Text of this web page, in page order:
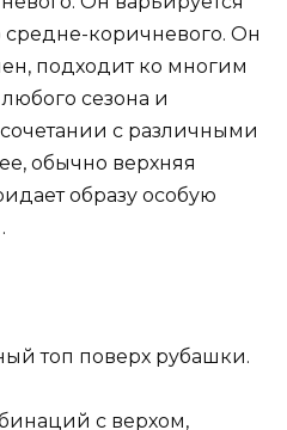
средне-коричневого. Он
подходит ко многим
сезона и
с различными
обычно верхняя
образу особую
топ поверх рубашки.
с верхом,